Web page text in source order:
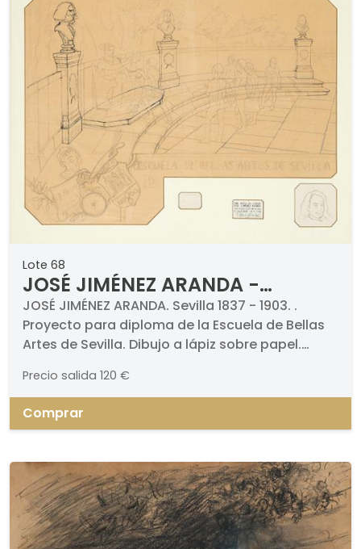
Lote 68
JOSÉ JIMÉNEZ ARANDA -
Proyecto para diploma de la la
Escuela de Bellas Artes de
Sevilla
JOSÉ JIMÉNEZ ARANDA. Sevilla 1837 - 1903. .
Proyecto para diploma de la Escuela de Bellas
Artes de Sevilla. Dibujo a lápiz sobre papel.
Medidas 405 x 560 mm. . Certificado por el nieto
del artista.
Precio salida 120 €
Comprar